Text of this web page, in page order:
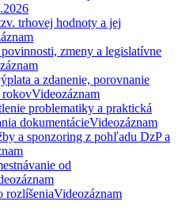
trhovej hodnoty a jej
zmeny a legislatívne
a zdanenie, porovnanie
rokovVideozáznam
problematiky a praktická
dokumentácieVideozáznam
a sponzoring z pohľadu DzP a
od
rozlíšeniaVideozáznam